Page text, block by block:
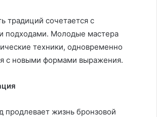
традиций сочетается с
подходами. Молодые мастера
техники, одновременно
с новыми формами выражения.
продлевает жизнь бронзовой